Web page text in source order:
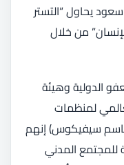
يحاول “التستر
من خلال
الدولية وهيئة
لمنظمات
سيفيكوس) إنهم
للمجتمع المدني